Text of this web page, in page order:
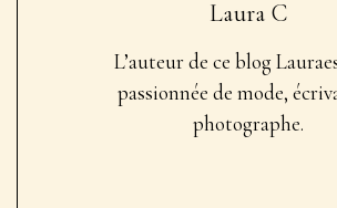
Laura C
L’auteur de ce blog Laura
passionnée de mode,
photographe.